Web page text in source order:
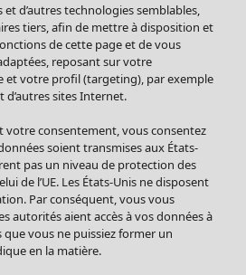
d’autres technologies semblables,
tiers, afin de mettre à disposition et
de cette page et de vous
reposant sur votre
et votre profil (targeting), par exemple
d’autres sites Internet.
votre consentement, vous consentez
soient transmises aux États-
pas un niveau de protection des
de l’UE. Les États-Unis ne disposent
Par conséquent, vous vous
autorités aient accès à vos données à
vous ne puissiez former un
en la matière.